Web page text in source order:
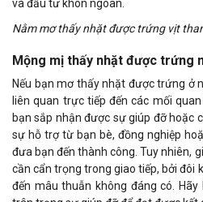
và đầu tư khôn ngoan.
Nằm mơ thấy nhặt được trứng vịt
Mộng mị thấy nhặt được trứng
Nếu bạn mơ thấy nhặt được trứng ở
liên quan trực tiếp đến các mối
bạn sắp nhận được sự giúp đỡ hoặc
sự hỗ trợ từ bạn bè, đồng nghiệp
đưa bạn đến thành công. Tuy nhiên,
cần cẩn trọng trong giao tiếp, bởi đôi
đến mâu thuẫn không đáng có.